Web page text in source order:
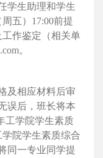
学生助理和学生
五）17:00前提
作鉴定（相关单
。
及相应材料后审
误后，班长将本
工学院学生素质
院学生素质综合
同一专业同学提